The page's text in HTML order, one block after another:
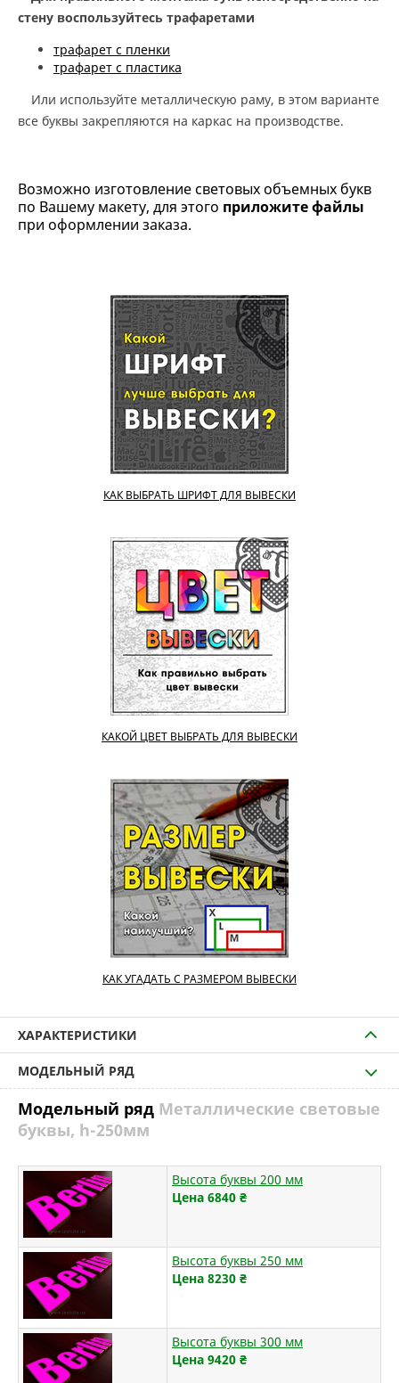
стену воспользуйтесь трафаретами
трафарет с пленки
трафарет с пластика
Или используйте металлическую раму, в этом варианте
все буквы закрепляются на каркас на производстве.
Возможно изготовление световых объемных букв
по Вашему макету, для этого приложите файлы
при оформлении заказа.
КАК ВЫБРАТЬ ШРИФТ ДЛЯ ВЫВЕСКИ
КАКОЙ ЦВЕТ ВЫБРАТЬ ДЛЯ ВЫВЕСКИ
КАК УГАДАТЬ С РАЗМЕРОМ ВЫВЕСКИ
ХАРАКТЕРИСТИКИ
МОДЕЛЬНЫЙ РЯД
Модельный ряд Металлические световые
буквы, h-250мм
Высота буквы 200 мм
Цена 6840 ₴
Высота буквы 250 мм
Цена 8230 ₴
Высота буквы 300 мм
Цена 9420 ₴